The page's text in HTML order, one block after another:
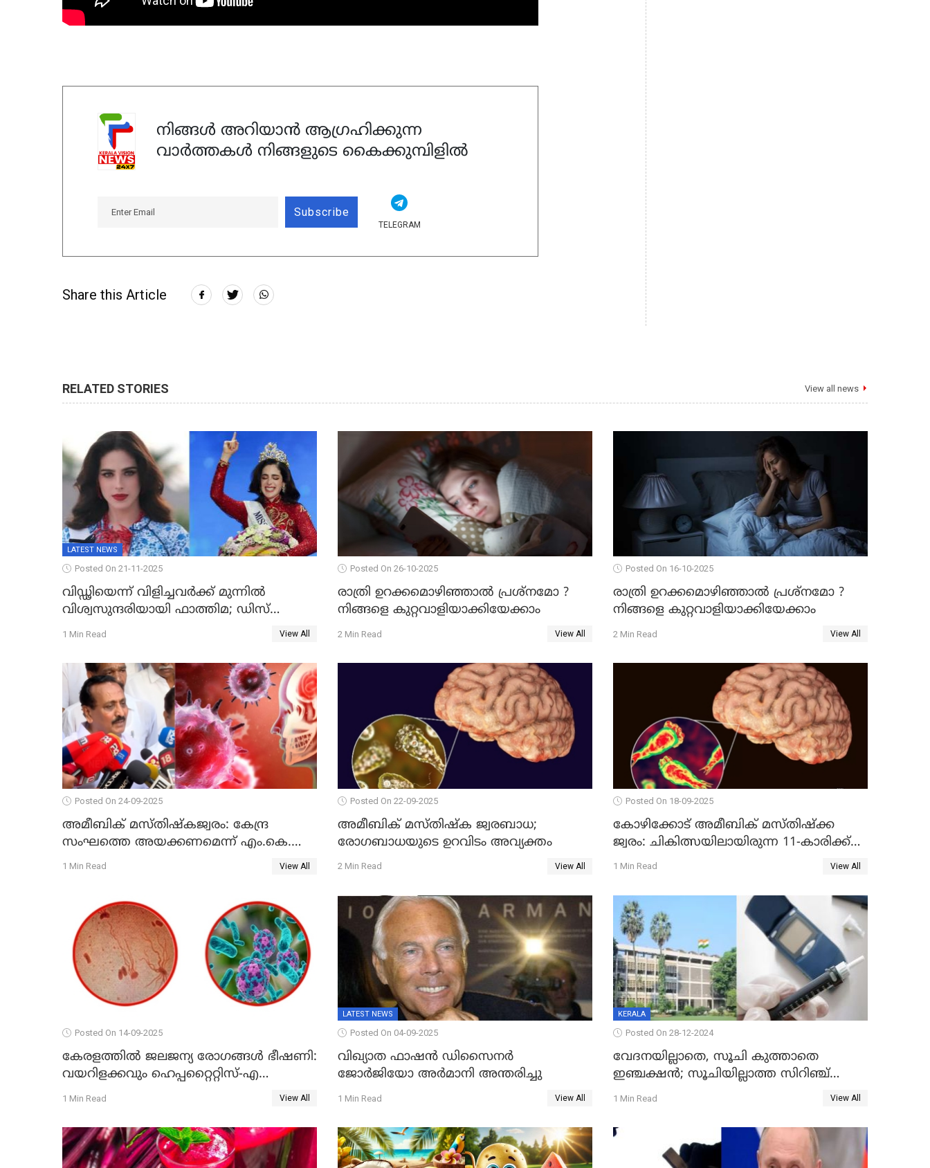
നിങ്ങൾ അറിയാൻ ആഗ്രഹിക്കുന്ന
വാർത്തകൾ നിങ്ങളുടെ കൈക്കുമ്പിളിൽ
Subscribe
TELEGRAM
Share this Article
RELATED STORIES View all news
LATEST NEWS
Posted On 21-11-2025
വിഡ്ഢിയെന്ന് വിളിച്ചവര്‍ക്ക് മുന്നില്‍
വിശ്വസുന്ദരിയായി ഫാത്തിമ; ഡിസ്​
ലക്സിയെയും എഡിഎച്ച്ഡിയെയും
1 Min Read View All
Posted On 26-10-2025
രാത്രി ഉറക്കമൊഴിഞ്ഞാൽ പ്രശ്നമോ ?
നിങ്ങളെ കുറ്റവാളിയാക്കിയേക്കാം
2 Min Read View All
Posted On 16-10-2025
രാത്രി ഉറക്കമൊഴിഞ്ഞാൽ പ്രശ്നമോ ?
നിങ്ങളെ കുറ്റവാളിയാക്കിയേക്കാം
2 Min Read View All
Posted On 24-09-2025
അമീബിക് മസ്തിഷ്കജ്വരം: കേന്ദ്ര
സംഘത്തെ അയക്കണമെന്ന് എം.കെ.
രാഘവൻ എം.പി
1 Min Read View All
Posted On 22-09-2025
അമീബിക് മസ്തിഷ്ക ജ്വരബാധ;
രോഗബാധയുടെ ഉറവിടം അവ്യക്തം
2 Min Read View All
Posted On 18-09-2025
കോഴിക്കോട് അമീബിക് മസ്തിഷ്‌ക്ക
ജ്വരം: ചികിത്സയിലായിരുന്ന 11-കാരിക്ക്
രോഗമുക്തി
1 Min Read View All
Posted On 14-09-2025
കേരളത്തിൽ ജലജന്യ രോഗങ്ങൾ ഭീഷണി:
വയറിളക്കവും ഹെപ്പറ്റൈറ്റിസ്-എ
മരണങ്ങളും വർധിക്കുന്നു -
1 Min Read View All
LATEST NEWS
Posted On 04-09-2025
വിഖ്യാത ഫാഷന്‍ ഡിസൈനര്‍
ജോര്‍ജിയോ അര്‍മാനി അന്തരിച്ചു
1 Min Read View All
KERALA
Posted On 28-12-2024
വേദനയില്ലാതെ, സൂചി കുത്താതെ
ഇഞ്ചക്ഷൻ; സൂചിയില്ലാത്ത സിറിഞ്ച്
കണ്ടുപിടിച്ച് ബോംബെ ഐഐടി
1 Min Read View All